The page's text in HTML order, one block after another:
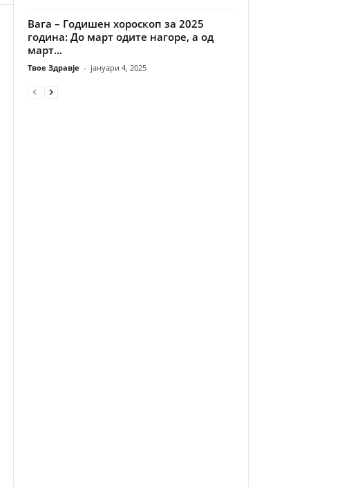
Вага – Годишен хороскоп за 2025
година: До март одите нагоре, а од
март...
Твое Здравје - јануари 4, 2025